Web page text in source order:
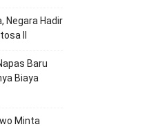
Negara Hadir
II
Baru
Biaya
Minta